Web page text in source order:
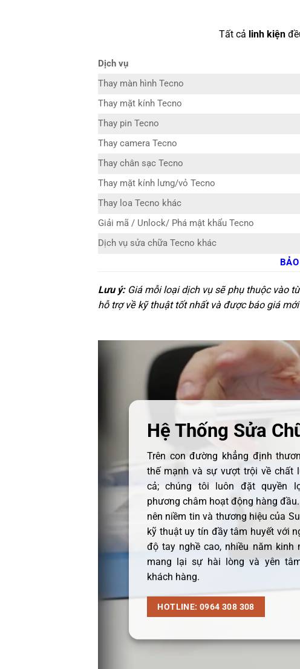
Tất cả linh kiện
Dịch vụ
Thay màn hình Tecno
Thay mặt kính Tecno
Thay pin Tecno
Thay camera Tecno
Thay chân sạc Tecno
Thay mặt kính lưng/vỏ Tecno
Thay loa Tecno khác
Giải mã / Unlock/ Phá mật khẩu Tecno
Dịch vụ sửa chữa Tecno khác
Lưu ý:Giá mỗi loại dịch vụ sẽ phụ thuộc vào
hỗ trợ về kỹ thuật tốt nhất và được báo giá
Hệ Thống Sửa
Trên con đường khẳng định
thế mạnh và sự vượt trội về chất
cả; chúng tôi luôn đặt quyền
phương châm hoạt động hàng
nên niềm tin và thương hiệu của
kỹ thuật uy tín đầy tâm huyết với
độ tay nghề cao, nhiều năm kinh
mang lại sự hài lòng và yên
khách hàng.
HOTLINE: 0964 308 308